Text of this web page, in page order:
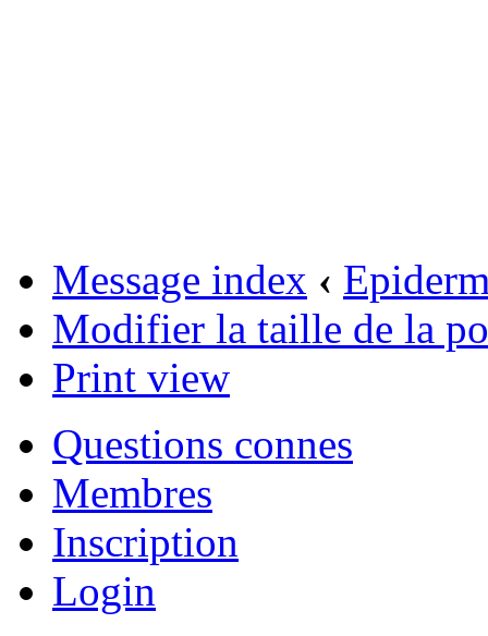
Message index ‹
Modifier la taille de la
Print view
Questions connes
Membres
Inscription
Login